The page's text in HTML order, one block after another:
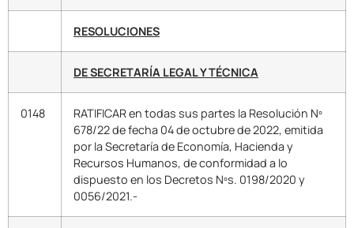
RESOLUCIONES
DE SECRETARÍA LEGAL Y TÉCNICA
0148
RATIFICAR en todas sus partes la Resolución Nº
678/22 de fecha 04 de octubre de 2022, emitida
por la Secretaría de Economía, Hacienda y
Recursos Humanos, de conformidad a lo
dispuesto en los Decretos Nºs. 0198/2020 y
0056/2021.-